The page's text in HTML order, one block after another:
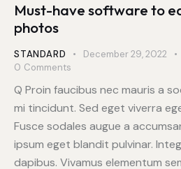
Must-have software to
photos
STANDARD December 29, 2022
0 Comments
Q Proin faucibus nec mauris a
mi tincidunt. Sed eget viverra
Fusce sodales augue a
ipsum eget blandit pulvinar.
dapibus. Vivamus elementum